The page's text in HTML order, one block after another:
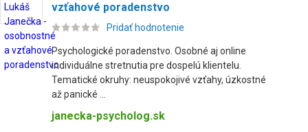
vzťahové poradenstvo
Pridať hodnotenie
Psychologické poradenstvo. Osobné aj online
individuálne stretnutia pre dospelú klientelu.
Tematické okruhy: neuspokojivé vzťahy, úzkostné
až panické ...
janecka-psycholog.sk